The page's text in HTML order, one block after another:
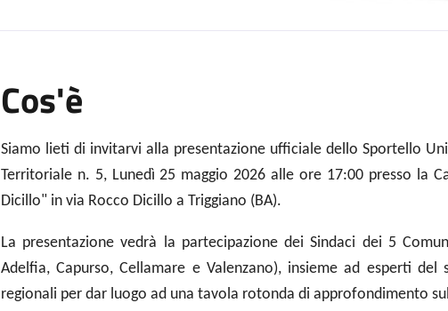
Cos'è
Siamo lieti di invitarvi alla presentazione ufficiale dello Sportello
Territoriale n. 5, Lunedì 25 maggio 2026 alle ore 17:00 presso la
Dicillo" in via Rocco Dicillo a Triggiano (BA).
La presentazione vedrà la partecipazione dei Sindaci dei 5
Adelfia, Capurso, Cellamare e Valenzano), insieme ad esperti del
regionali per dar luogo ad una tavola rotonda di approfondimento